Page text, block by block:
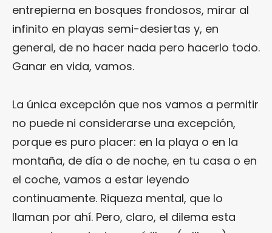
entrepierna en bosques frondosos, mirar al
infinito en playas semi-desiertas y, en
general, de no hacer nada pero hacerlo todo.
Ganar en vida, vamos.
La única excepción que nos vamos a permitir
no puede ni considerarse una excepción,
porque es puro placer: en la playa o en la
montaña, de día o de noche, en tu casa o en
el coche, vamos a estar leyendo
continuamente. Riqueza mental, que lo
llaman por ahí. Pero, claro, el dilema esta